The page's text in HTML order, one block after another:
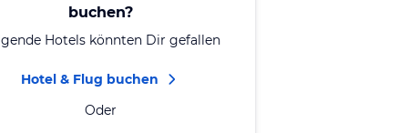
buchen?
Hotels könnten Dir gefallen
Hotel & Flug buchen
Oder